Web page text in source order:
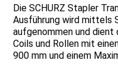
Die SCHURZ Stapler
Ausführung wird mittels
aufgenommen und dient
Coils und Rollen mit
900 mm und einem